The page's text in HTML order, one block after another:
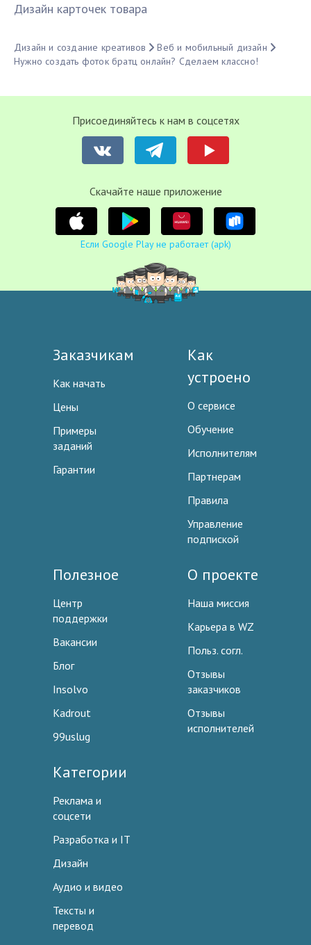
Дизайн карточек товара
Дизайн и создание креативов
Веб и мобильный дизайн
Нужно создать фоток братц онлайн? Сделаем классно!
Присоединяйтесь к нам в соцсетях
Cкачайте наше приложение
Если Google Play не работает (apk)
Заказчикам
Как начать
Цены
Примеры
заданий
Гарантии
Как
устроено
О сервисе
Обучение
Исполнителям
Партнерам
Правила
Управление
подпиской
Полезное
Центр
поддержки
Вакансии
Блог
Insolvo
Kadrout
99uslug
О проекте
Наша миссия
Карьера в WZ
Польз. согл.
Отзывы
заказчиков
Отзывы
исполнителей
Категории
Реклама и
соцсети
Разработка и IT
Дизайн
Аудио и видео
Тексты и
перевод